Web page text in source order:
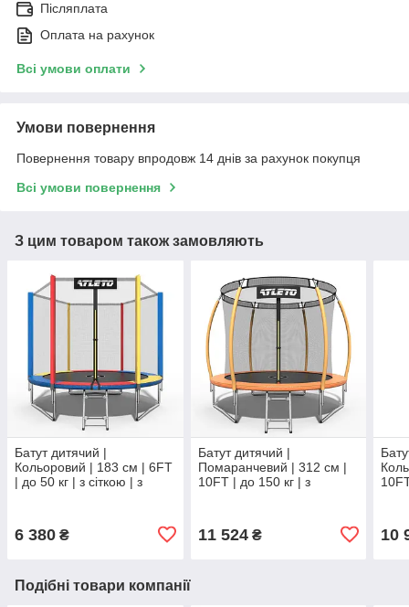
Післяплата
Оплата на рахунок
Всі умови оплати
Умови повернення
Повернення товару впродовж 14 днів за рахунок покупця
Всі умови повернення
З цим товаром також замовляють
Батут дитячий |
Кольоровий | 183 см | 6FT
| до 50 кг | з сіткою | з
6 380 ₴
Батут дитячий |
Помаранчевий | 312 см |
10FT | до 150 кг | з
11 524₴ 10
Подібні товари компанії